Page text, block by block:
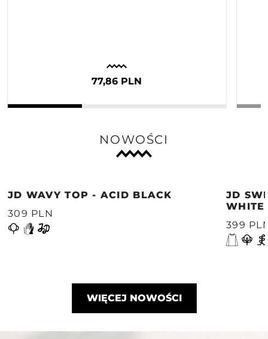
77,86 PLN
NOWOŚCI
JD WAVY TOP - ACID BLACK
309 PLN
JD
WHITE
399
WIĘCEJ NOWOŚCI